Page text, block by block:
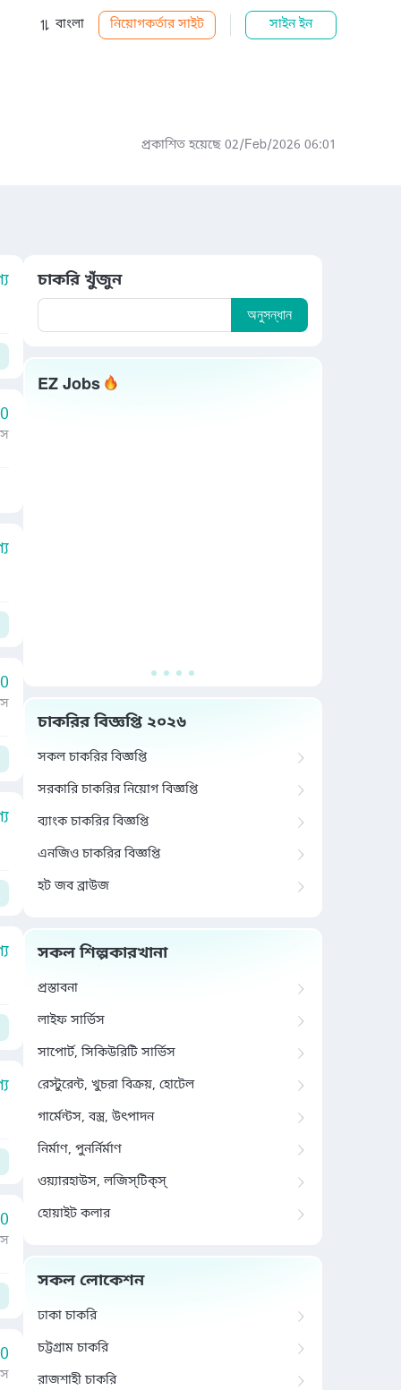
বাংলা নিয়োগকর্তার সাইট সাইন ইন
প্রকাশিত হয়েছে 02/Feb/2026 06:01
চাকরি খুঁজুন
অনুসন্ধান
EZ Jobs
চাকরির বিজ্ঞপ্তি ২০২৬
সকল চাকরির বিজ্ঞপ্তি
সরকারি চাকরির নিয়োগ বিজ্ঞপ্তি
ব্যাংক চাকরির বিজ্ঞপ্তি
এনজিও চাকরির বিজ্ঞপ্তি
হট জব ব্রাউজ
সকল শিল্পকারখানা
প্রস্তাবনা
লাইফ সার্ভিস
সাপোর্ট, সিকিউরিটি সার্ভিস
রেস্টুরেন্ট, খুচরা বিক্রয়, হোটেল
গার্মেন্টস, বস্ত্র, উৎপাদন
নির্মাণ, পুনর্নির্মাণ
ওয়্যারহাউস, লজিস্‌টিক্‌স্‌
হোয়াইট কলার
সকল লোকেশন
ঢাকা চাকরি
চট্টগ্রাম চাকরি
রাজশাহী চাকরি